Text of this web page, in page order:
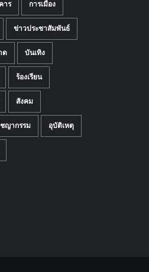
าร การเมือง
ข่าวประชาสัมพันธ์
ด บันเทิง
ร้องเรียน
สังคม
ญากรรม อุบัติเหตุ